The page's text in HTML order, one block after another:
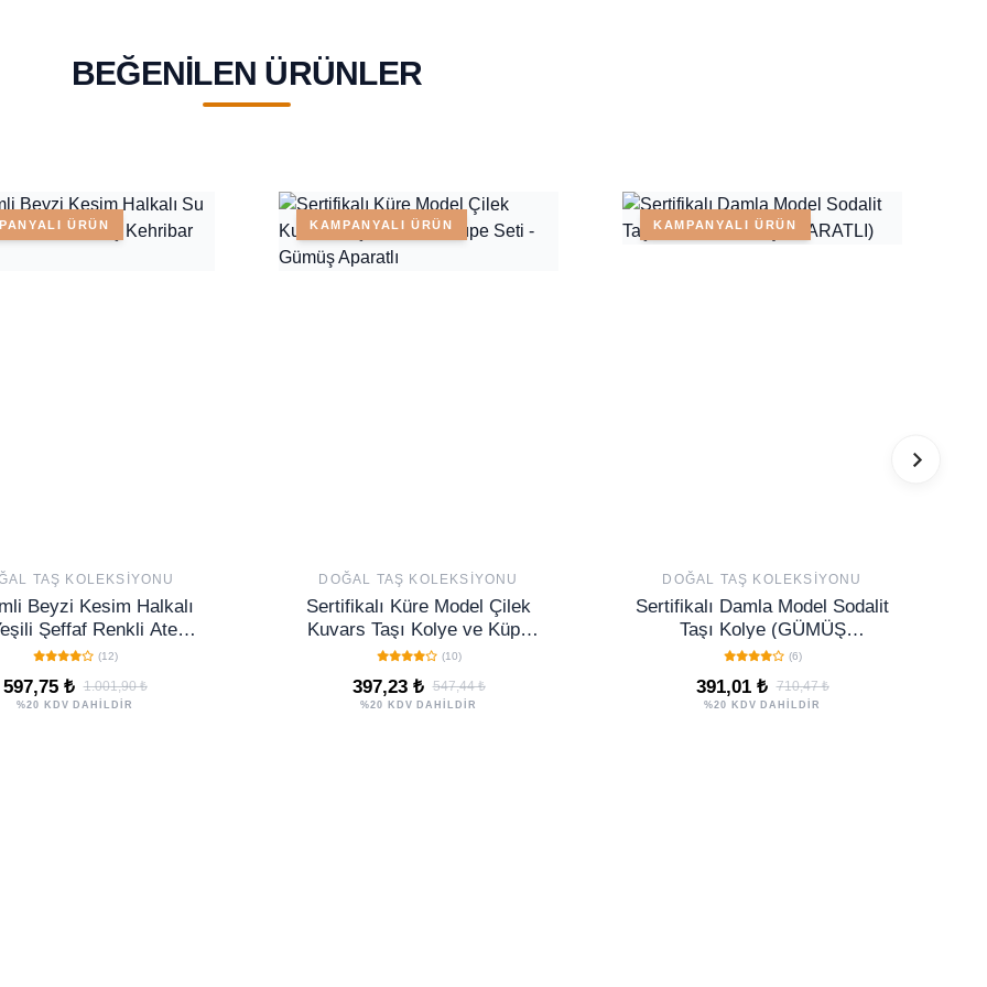
BEĞENILEN ÜRÜNLER
ÜRÜN
TAŞ KOLEKSIYONU
Beyzi Kesim Halkalı
Şeffaf Renkli Ateş
Kehribar Tesbih
(12)
597,75 ₺ 1.001,90 ₺
%20 KDV DAHİLDİR
KAMPANYALI ÜRÜN
DOĞAL TAŞ KOLEKSIYONU
Sertifikalı Küre Model Çilek
Kuvars Taşı Kolye ve Küpe
Seti - Gümüş Aparatlı
(10)
397,23 ₺ 547,44 ₺
%20 KDV DAHİLDİR
KAMPANYALI ÜRÜN
DOĞAL TAŞ KOLEKSIYONU
Sertifikalı Damla Model Sodalit
Taşı Kolye (GÜMÜŞ
APARATLI)
(6)
391,01 ₺ 710,47 ₺
%20 KDV DAHİLDİR